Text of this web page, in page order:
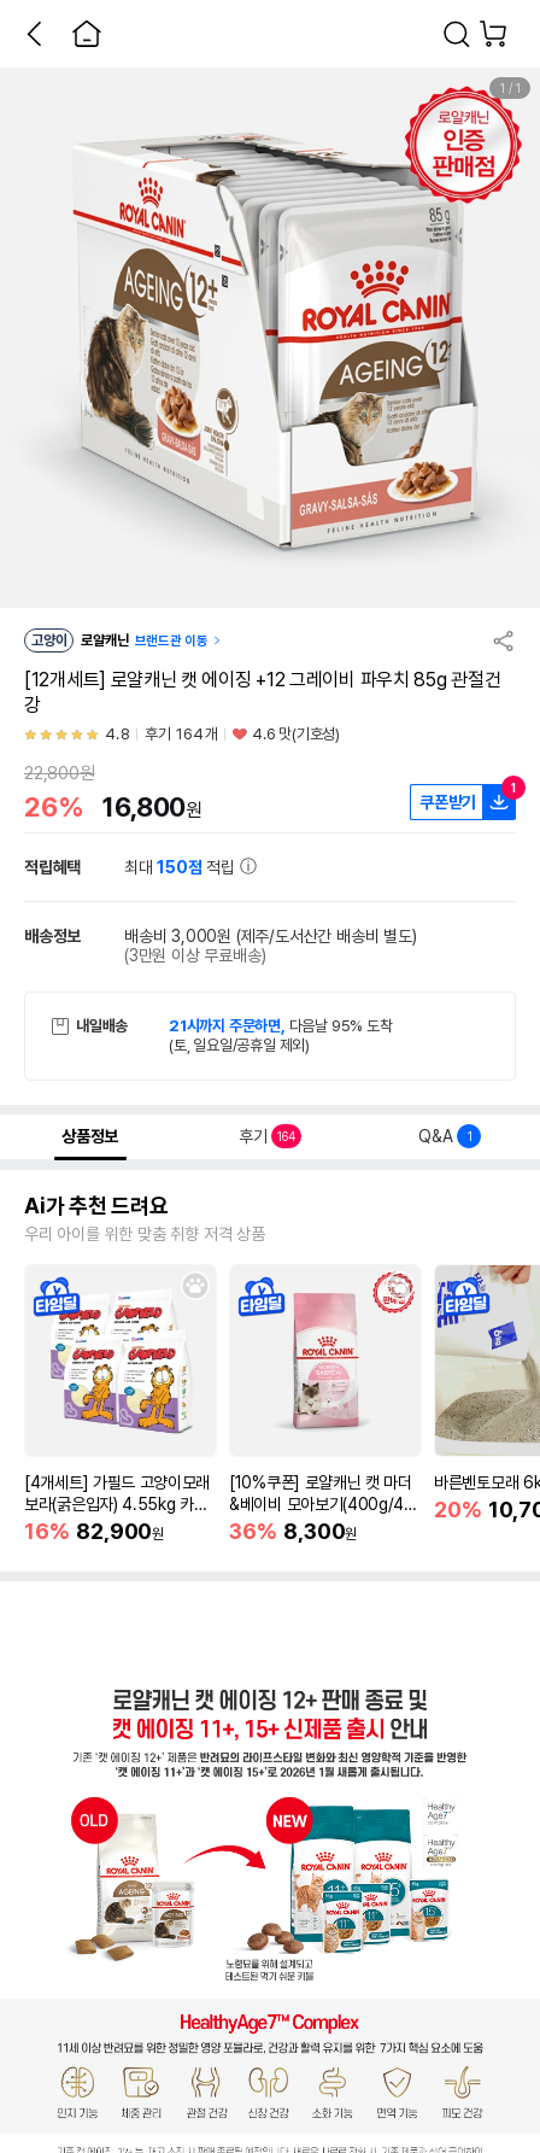
1 / 1
고양이 로얄캐닌 브랜드관 이동
[12개세트] 로얄캐닌 캣 에이징 +12 그레이비 파우치 85g 관절건
강
4.8 후기 164개 4.6 맛(기호성)
22,800원
26% 16,800원 쿠폰받기
1
적립혜택 최대150점 적립
배송정보 배송비 3,000원 (제주/도서산간 배송비 별도)
(3만원 이상 무료배송)
내일배송 21시까지 주문하면, 다음날 95% 도착
(토, 일요일/공휴일 제외)
상품정보 후기 164 Q&A 1
Ai가 추천 드려요
우리 아이를 위한 맞춤 취향 저격 상품
[4개세트] 가필드 고양이모래
보라(굵은입자) 4.55kg 카사
바모래
16% 82,900원
[10%쿠폰] 로얄캐닌 캣 마더
&베이비 모아보기(400g/4/1
0kg)
36% 8,300원
바른벤토모래
20%